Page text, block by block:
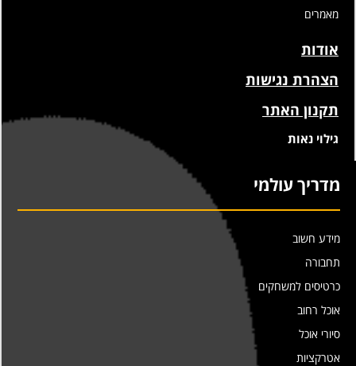
מאמרים
אודות
הצהרת נגישות
תקנון האתר
גילוי נאות
מדריך עולמי
מידע חשוב
תחבורה
כרטיסים למשחקים
אוכל רחוב
סיורי אוכל
אטרקציות